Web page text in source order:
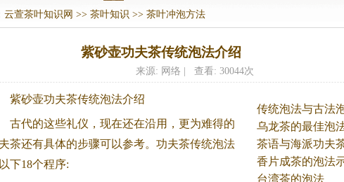
云萱茶叶知识网 >> 茶叶知识 >> 茶叶冲泡方法
紫砂壶功夫茶传统泡法介绍
来源: 网络 | 查看: 30044次
传统泡法与古法
乌龙茶的最佳泡
茶语与海派功夫
香片成茶的泡法
台湾茶的泡法
砂壶功夫茶传统泡法介绍
代的这些礼仪，现在还在沿用，更为难得的
茶还有具体的步骤可以参考。 功夫茶传统泡法
下18个程序: